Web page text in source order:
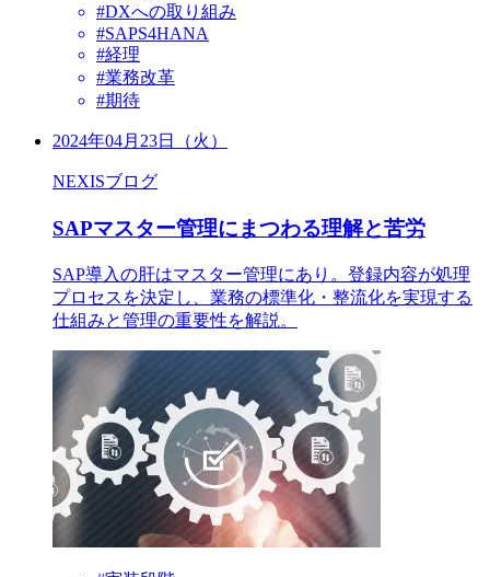
#DXへの取り組み
#SAPS4HANA
#経理
#業務改革
#期待
2024年04月23日（火）
NEXISブログ
SAPマスター管理にまつわる理解と苦労
SAP導入の肝はマスター管理にあり。登録内容が処理
プロセスを決定し、業務の標準化・整流化を実現する
仕組みと管理の重要性を解説。